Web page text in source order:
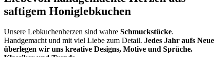
saftigem Honiglebkuchen
Unsere Lebkuchenherzen sind wahre Schmuckstücke.
Handgemacht und mit viel Liebe zum Detail. Jedes Jahr aufs Neue
überlegen wir uns kreative Designs, Motive und Sprüche.